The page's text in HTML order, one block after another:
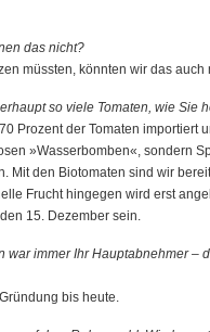
das nicht?
müssten, könnten wir das auch
so viele Tomaten, wie Sie
Prozent der Tomaten importiert
»Wasserbomben«, sondern
Mit den Biotomaten sind wir
Frucht hingegen wird erst
15. Dezember sein.
war immer Ihr Hauptabnehmer –
bis heute.